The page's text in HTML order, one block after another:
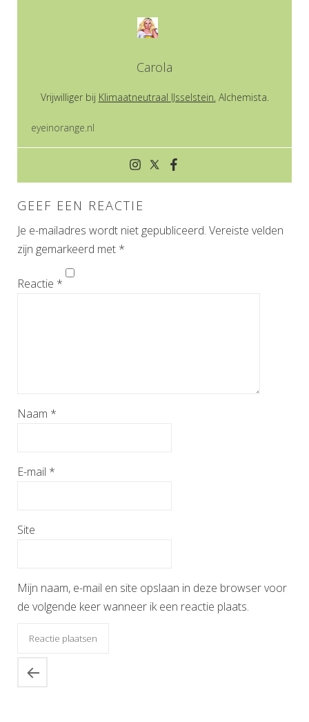
Carola
Vrijwilliger bij Klimaatneutraal IJsselstein.Alchemista.
eyeinorange.nl
GEEF EEN REACTIE
Je e-mailadres wordt niet gepubliceerd. Vereiste velden
zijn gemarkeerd met *
Reactie *
Naam *
E-mail *
Site
Mijn naam, e-mail en site opslaan in deze browser voor
de volgende keer wanneer ik een reactie plaats.